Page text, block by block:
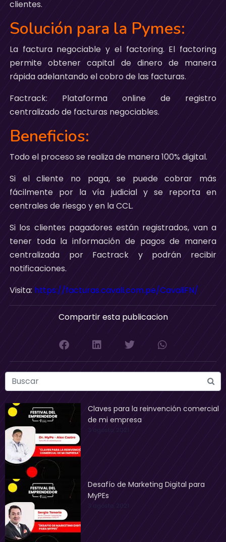
clientes.
Solución para la Pymes:
La factura negociable y el factoring. El factoring
permite obtener capital de dinero de manera
rápida adelantando el cobro de las facturas.
Factrack: Plataforma online de registro
centralizado de facturas negociables.
Beneficios:
Todo el proceso se realiza de manera 100% digital.
Si el cliente no paga, se puede cobrar más
fácilmente por la vía judicial y se reporta en
centrales de riesgo y en la CCL.
Si los clientes pagadores están registrados, van a
tener toda la información de pagos de manera
centralizada por Factrack y podrán recibir
notificaciones.
Visita: https://facturas.cavali.com.pe/CavaliFN/
Compartir esta publicacion
Claves para la reinvención comercial
de mi empresa
Desafío de Marketing Digital para
MyPEs